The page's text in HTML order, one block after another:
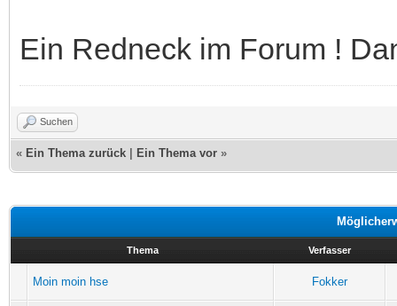
Ein Redneck im Forum !
Suchen
« Ein Thema zurück Ein Thema vor »
Thema Verfasser
Moin moin hse Fokker